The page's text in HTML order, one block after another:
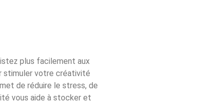
plus facilement aux
stimuler votre créativité
de réduire le stress, de
vous aide à stocker et